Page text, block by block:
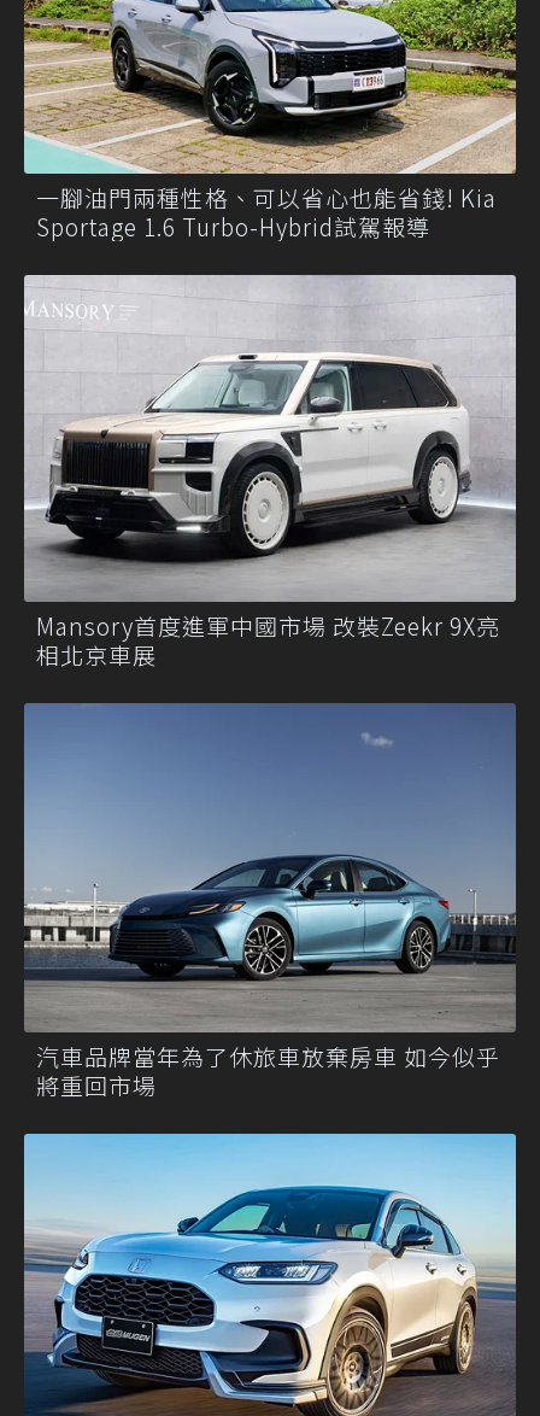
一腳油門兩種性格、可以省心也能省錢! Kia
Sportage 1.6 Turbo-Hybrid試駕報導
Mansory首度進軍中國市場 改裝Zeekr 9X亮
相北京車展
汽車品牌當年為了休旅車放棄房車 如今似乎
將重回市場